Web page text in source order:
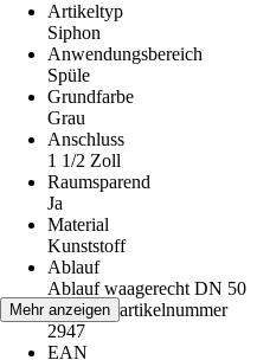
Artikeltyp
Siphon
Anwendungsbereich
Spüle
Grundfarbe
Grau
Anschluss
1 1/2 Zoll
Raumsparend
Ja
Material
Kunststoff
Ablauf
Ablauf waagerecht DN 50
Herstellerartikelnummer
2947
EAN
Mehr anzeigen